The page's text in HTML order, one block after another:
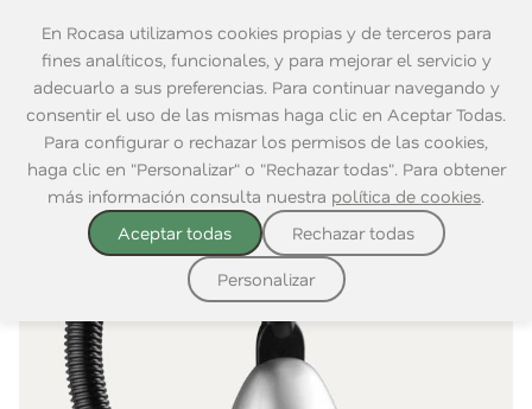
En Rocasa utilizamos cookies propias y de terceros para
fines analíticos, funcionales, y para mejorar el servicio y
adecuarlo a sus preferencias. Para continuar navegando y
consentir el uso de las mismas haga clic en Aceptar Todas.
Para configurar o rechazar los permisos de las cookies,
haga clic en "Personalizar" o "Rechazar todas". Para obtener
más información consulta nuestra política de cookies.
Aceptar todas
Rechazar todas
Personalizar
Home|Electrodomésticos Hogar